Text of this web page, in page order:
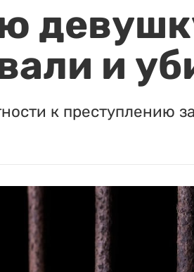
и
к преступлению